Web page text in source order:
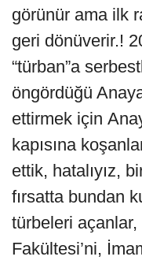
görünür ama ilk
geri dönüverir.!
“türban”a
öngördüğü
ettirmek için
kapısına
ettik, hatalıyız,
fırsatta bundan
türbeleri
Fakültesi’ni,